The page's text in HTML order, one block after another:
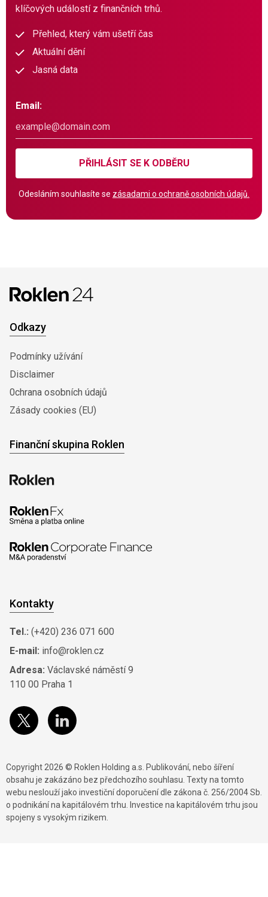
klíčových událostí z finančních trhů.
Přehled, který vám ušetří čas
Aktuální dění
Jasná data
Email:
PŘIHLÁSIT SE K ODBĚRU
Odesláním souhlasíte se zásadami o ochraně osobních údajů.
Odkazy
Podmínky užívání
Disclaimer
0chrana osobních údajů
Zásady cookies (EU)
Finanční skupina Roklen
Kontakty
Tel.: (+420) 236 071 600
E-mail: info@roklen.cz
Adresa: Václavské náměstí 9
110 00 Praha 1
Copyright 2026 © Roklen Holding a.s. Publikování, nebo šíření
obsahu je zakázáno bez předchozího souhlasu. Texty na tomto
webu neslouží jako investiční doporučení dle zákona č. 256/2004 Sb.
o podnikání na kapitálovém trhu. Investice na kapitálovém trhu jsou
spojeny s vysokým rizikem.